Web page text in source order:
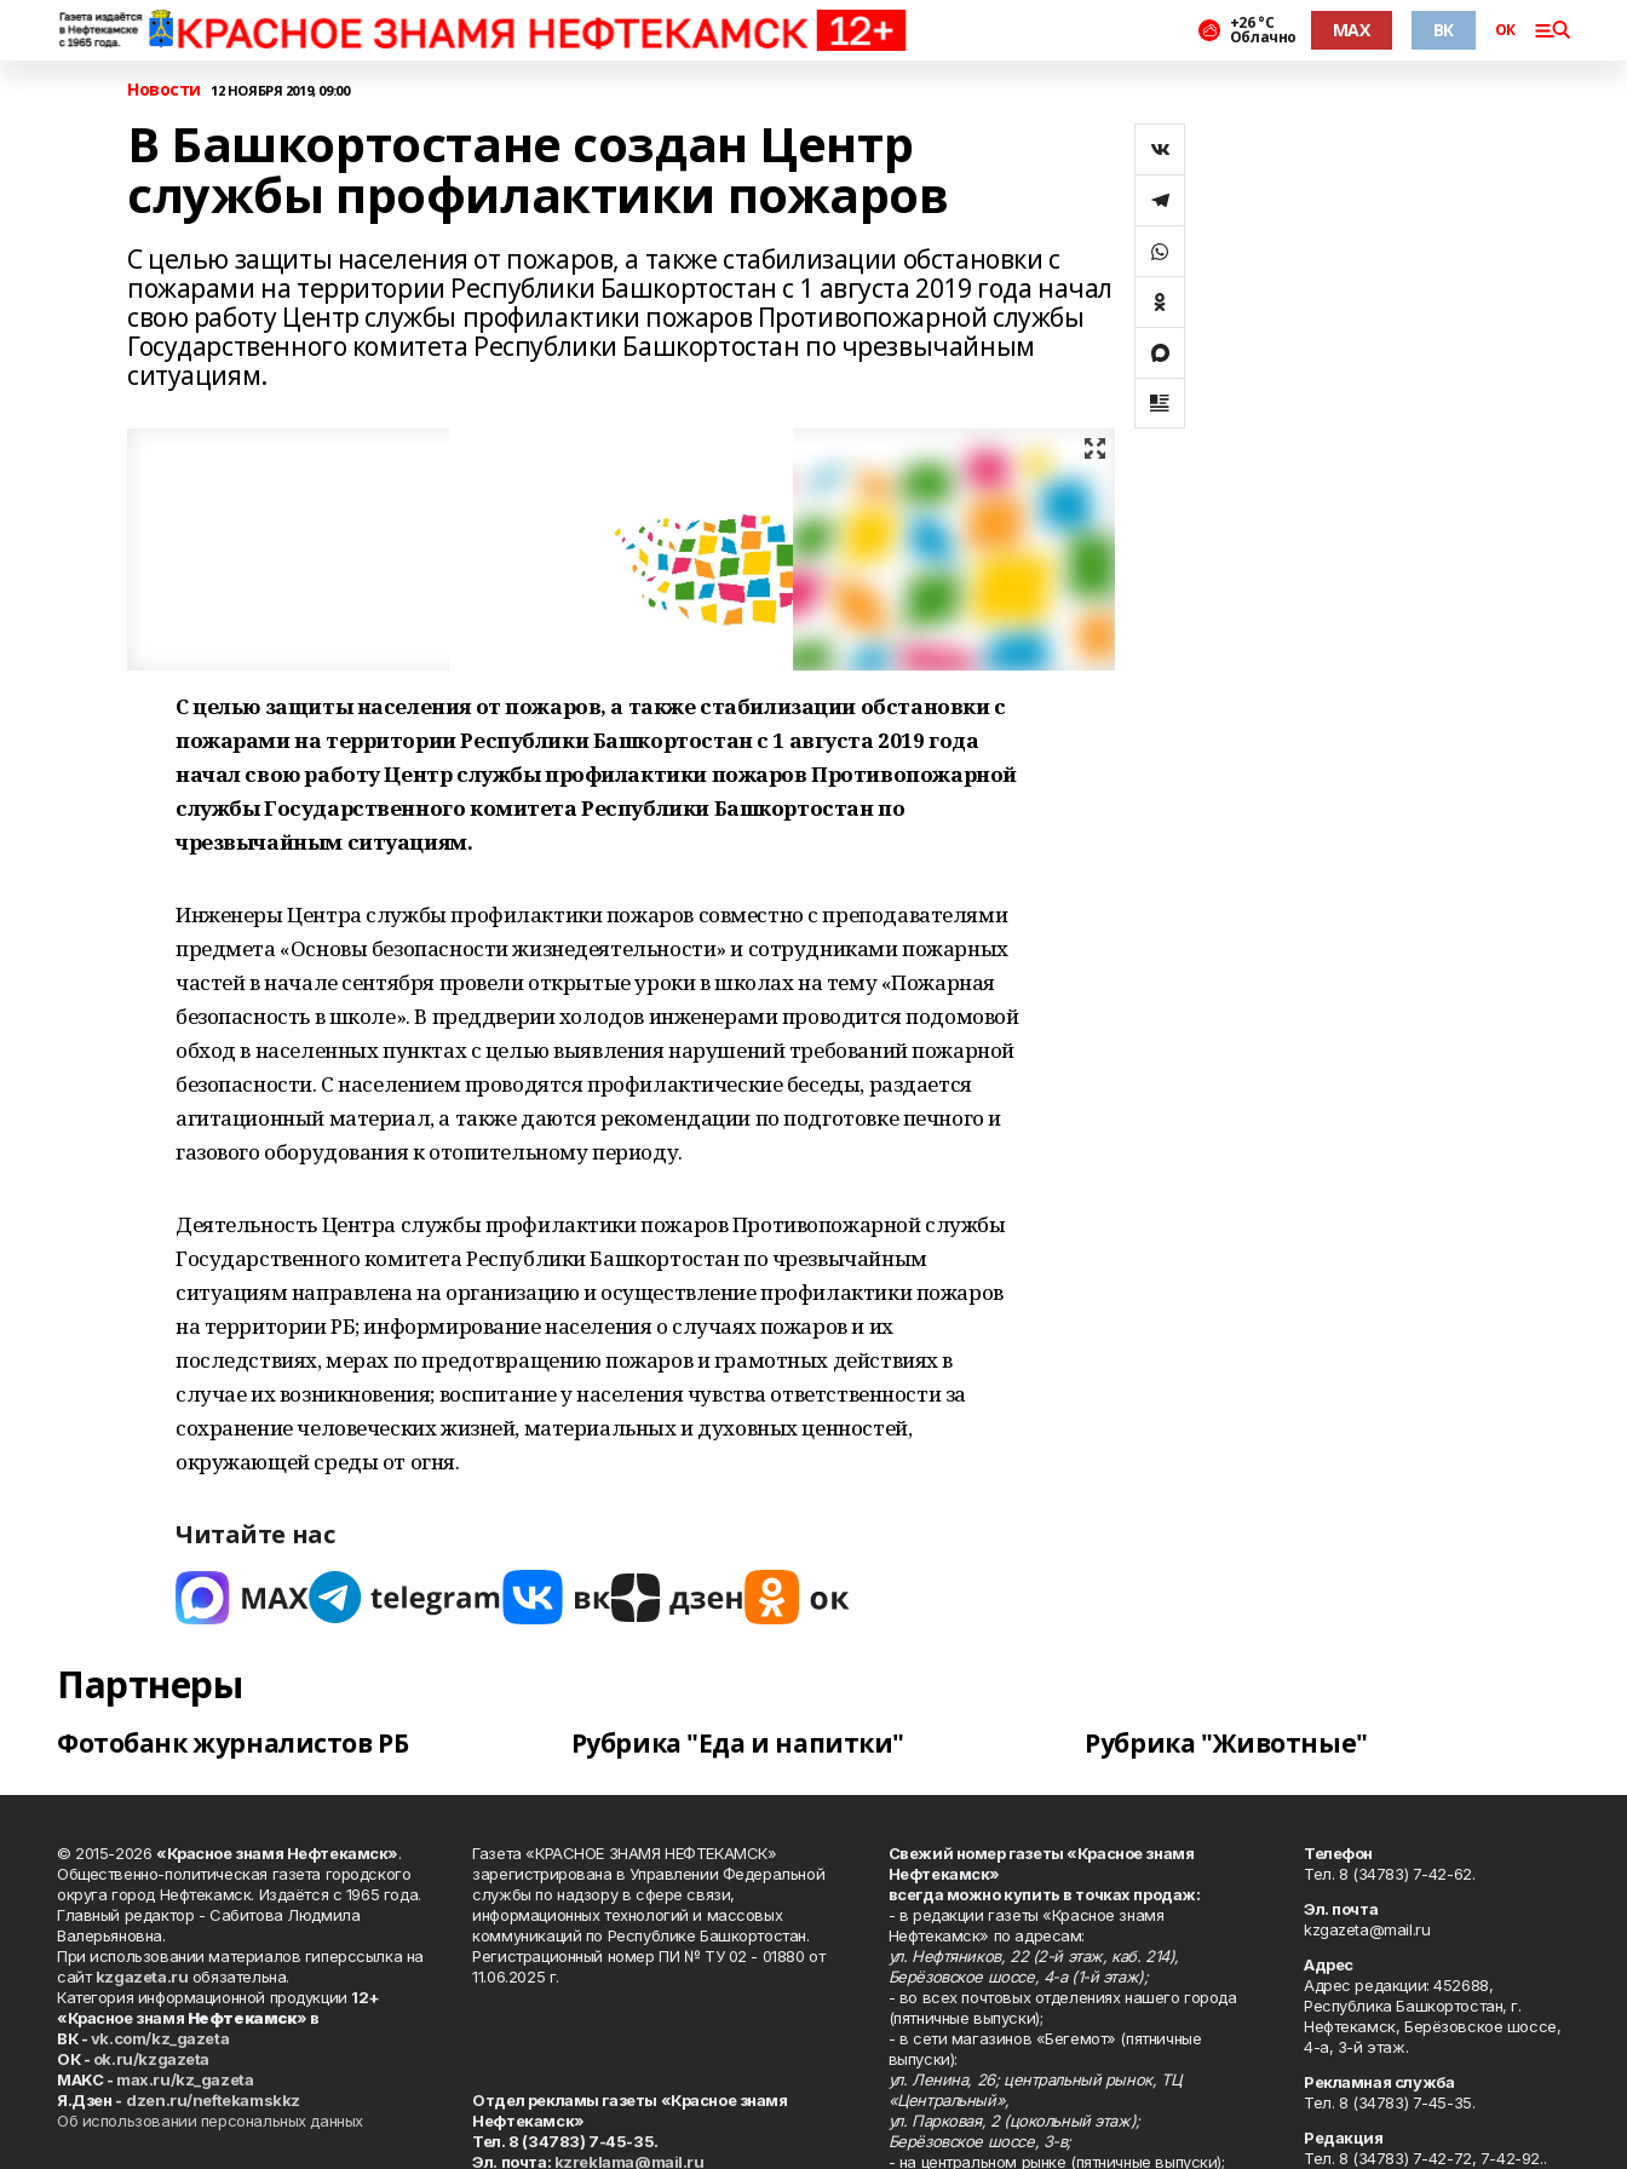
+26 °С
Облачно MAX ВК ОК
Новости 12 НОЯБРЯ 2019, 09:00
В Башкортостане создан Центр
службы профилактики пожаров
С целью защиты населения от пожаров, а также стабилизации обстановки с
пожарами на территории Республики Башкортостан с 1 августа 2019 года начал
свою работу Центр службы профилактики пожаров Противопожарной службы
Государственного комитета Республики Башкортостан по чрезвычайным
ситуациям.
С целью защиты населения от пожаров, а также стабилизации обстановки с
пожарами на территории Республики Башкортостан с 1 августа 2019 года
начал свою работу Центр службы профилактики пожаров Противопожарной
службы Государственного комитета Республики Башкортостан по
чрезвычайным ситуациям.
Инженеры Центра службы профилактики пожаров совместно с преподавателями
предмета «Основы безопасности жизнедеятельности» и сотрудниками пожарных
частей в начале сентября провели открытые уроки в школах на тему «Пожарная
безопасность в школе». В преддверии холодов инженерами проводится подомовой
обход в населенных пунктах с целью выявления нарушений требований пожарной
безопасности. С населением проводятся профилактические беседы, раздается
агитационный материал, а также даются рекомендации по подготовке печного и
газового оборудования к отопительному периоду.
Деятельность Центра службы профилактики пожаров Противопожарной службы
Государственного комитета Республики Башкортостан по чрезвычайным
ситуациям направлена на организацию и осуществление профилактики пожаров
на территории РБ; информирование населения о случаях пожаров и их
последствиях, мерах по предотвращению пожаров и грамотных действиях в
случае их возникновения; воспитание у населения чувства ответственности за
сохранение человеческих жизней, материальных и духовных ценностей,
окружающей среды от огня.
Читайте нас
Партнеры
Фотобанк журналистов РБ Рубрика "Еда и напитки" Рубрика "Животные"
© 2015-2026 «Красное знамя Нефтекамск».
Общественно-политическая газета городского
округа город Нефтекамск. Издаётся с 1965 года.
Главный редактор - Сабитова Людмила
Валерьяновна.
При использовании материалов гиперссылка на
сайтkzgazeta.ru обязательна.
Категория информационной продукции 12+
«Красное знамя Нефтекамск» в
ВК -vk.com/kz_gazeta
ОК - ok.ru/kzgazeta
MAKC - max.ru/kz_gazeta
Я.Дзен - dzen.ru/neftekamskkz
Об использовании персональных данных
Газета «КРАСНОЕ ЗНАМЯ НЕФТЕКАМСК»
зарегистрирована в Управлении Федеральной
службы по надзору в сфере связи,
информационных технологий и массовых
коммуникаций по Республике Башкортостан.
Регистрационный номер ПИ № ТУ 02 - 01880 от
11.06.2025 г.
Отдел рекламы газеты «Красное знамя
Нефтекамск»
Тел. 8 (34783) 7-45-35.
Эл. почта: kzreklama@mail.ru
Свежий номер газеты «Красное знамя
Нефтекамск»
всегда можно купить в точках продаж:
- в редакции газеты «Красное знамя
Нефтекамск» по адресам:
ул. Нефтяников, 22 (2-й этаж, каб. 214),
Берёзовское шоссе, 4-а (1-й этаж);
- во всех почтовых отделениях нашего города
(пятничные выпуски);
- в сети магазинов «Бегемот» (пятничные
выпуски):
ул. Ленина, 26; центральный рынок, ТЦ
«Центральный»,
ул. Парковая, 2 (цокольный этаж);
Берёзовское шоссе, 3-в;
- на центральном рынке (пятничные выпуски);
Телефон
Тел. 8 (34783) 7-42-62.
Эл. почта
kzgazeta@mail.ru
Адрес
Адрес редакции: 452688,
Республика Башкортостан, г.
Нефтекамск, Берёзовское шоссе,
4-а, 3-й этаж.
Рекламная служба
Тел. 8 (34783) 7-45-35.
Редакция
Тел. 8 (34783) 7-42-72, 7-42-92..